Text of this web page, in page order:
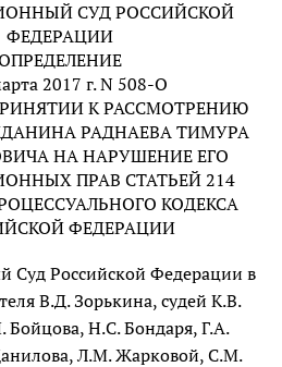
СУД РОССИЙСКОЙ
ФЕДЕРАЦИИ
2017 г. N 508-О
К РАССМОТРЕНИЮ
РАДНАЕВА ТИМУРА
НА НАРУШЕНИЕ ЕГО
ПРАВ СТАТЬЕЙ 214
КОДЕКСА
ФЕДЕРАЦИИ
Суд Российской Федерации в
В.Д. Зорькина, судей К.В.
Бойцова, Н.С. Бондаря, Г.А.
Л.М. Жарковой, С.М.